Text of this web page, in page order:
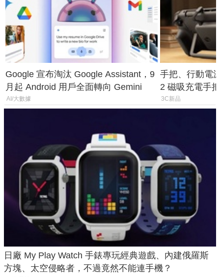
Google 宣布淘汰 Google Assistant，9
月起 Android 用戶全面轉向 Gemini
AI/大數據
手把、行動電
2 磁吸充電手
倍
3C新品
日廠 My Play Watch 手錶專玩經典遊戲、內建俄羅斯
方塊、太空侵略者，不過竟然不能連手機？